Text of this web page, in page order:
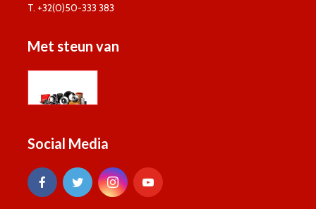
T. +32(0)50-333 383
Met steun van
Social Media